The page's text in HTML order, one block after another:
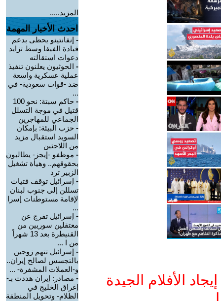
الأفلام الجيدة
المزيد.....
احدث الأخبار المهمة
- إنفانتينو يحظى بدعم
قيادة الفيفا وسط تزايد
دعوات استقالته
- الحوثيون يعلنون تنفيذ
عملية عسكرية واسعة
ضد -قوات سعودية- في
...
-
حاكم سبتة: نحو 100
قتيل في موجة التسلل
الجماعي للمهاجرين
- حزب البيئة: بإمكان
السويد استقبال مزيد
من اللاجئين
- موظفو -إيجز- يطالبون
بحقوقهم.. وهيأة تشغيل
الزبير ترد
- إسرائيل توقف فتيات
تسللن إلى جنوب لبنان
لإقامة مستوطنات إسرا
...
- إسرائيل تفرج عن
معتقلين سوريين من
القنيطرة بعد 13 شهراً
من ا ...
- إسرائيل تتهم زوجين
بالتجسس لصالح إيران..
و-العملات المشفرة- ...
- مصادر: إيران هددت بـ-
إغراق الخليج في
الظلام- وتحويل المنطقة